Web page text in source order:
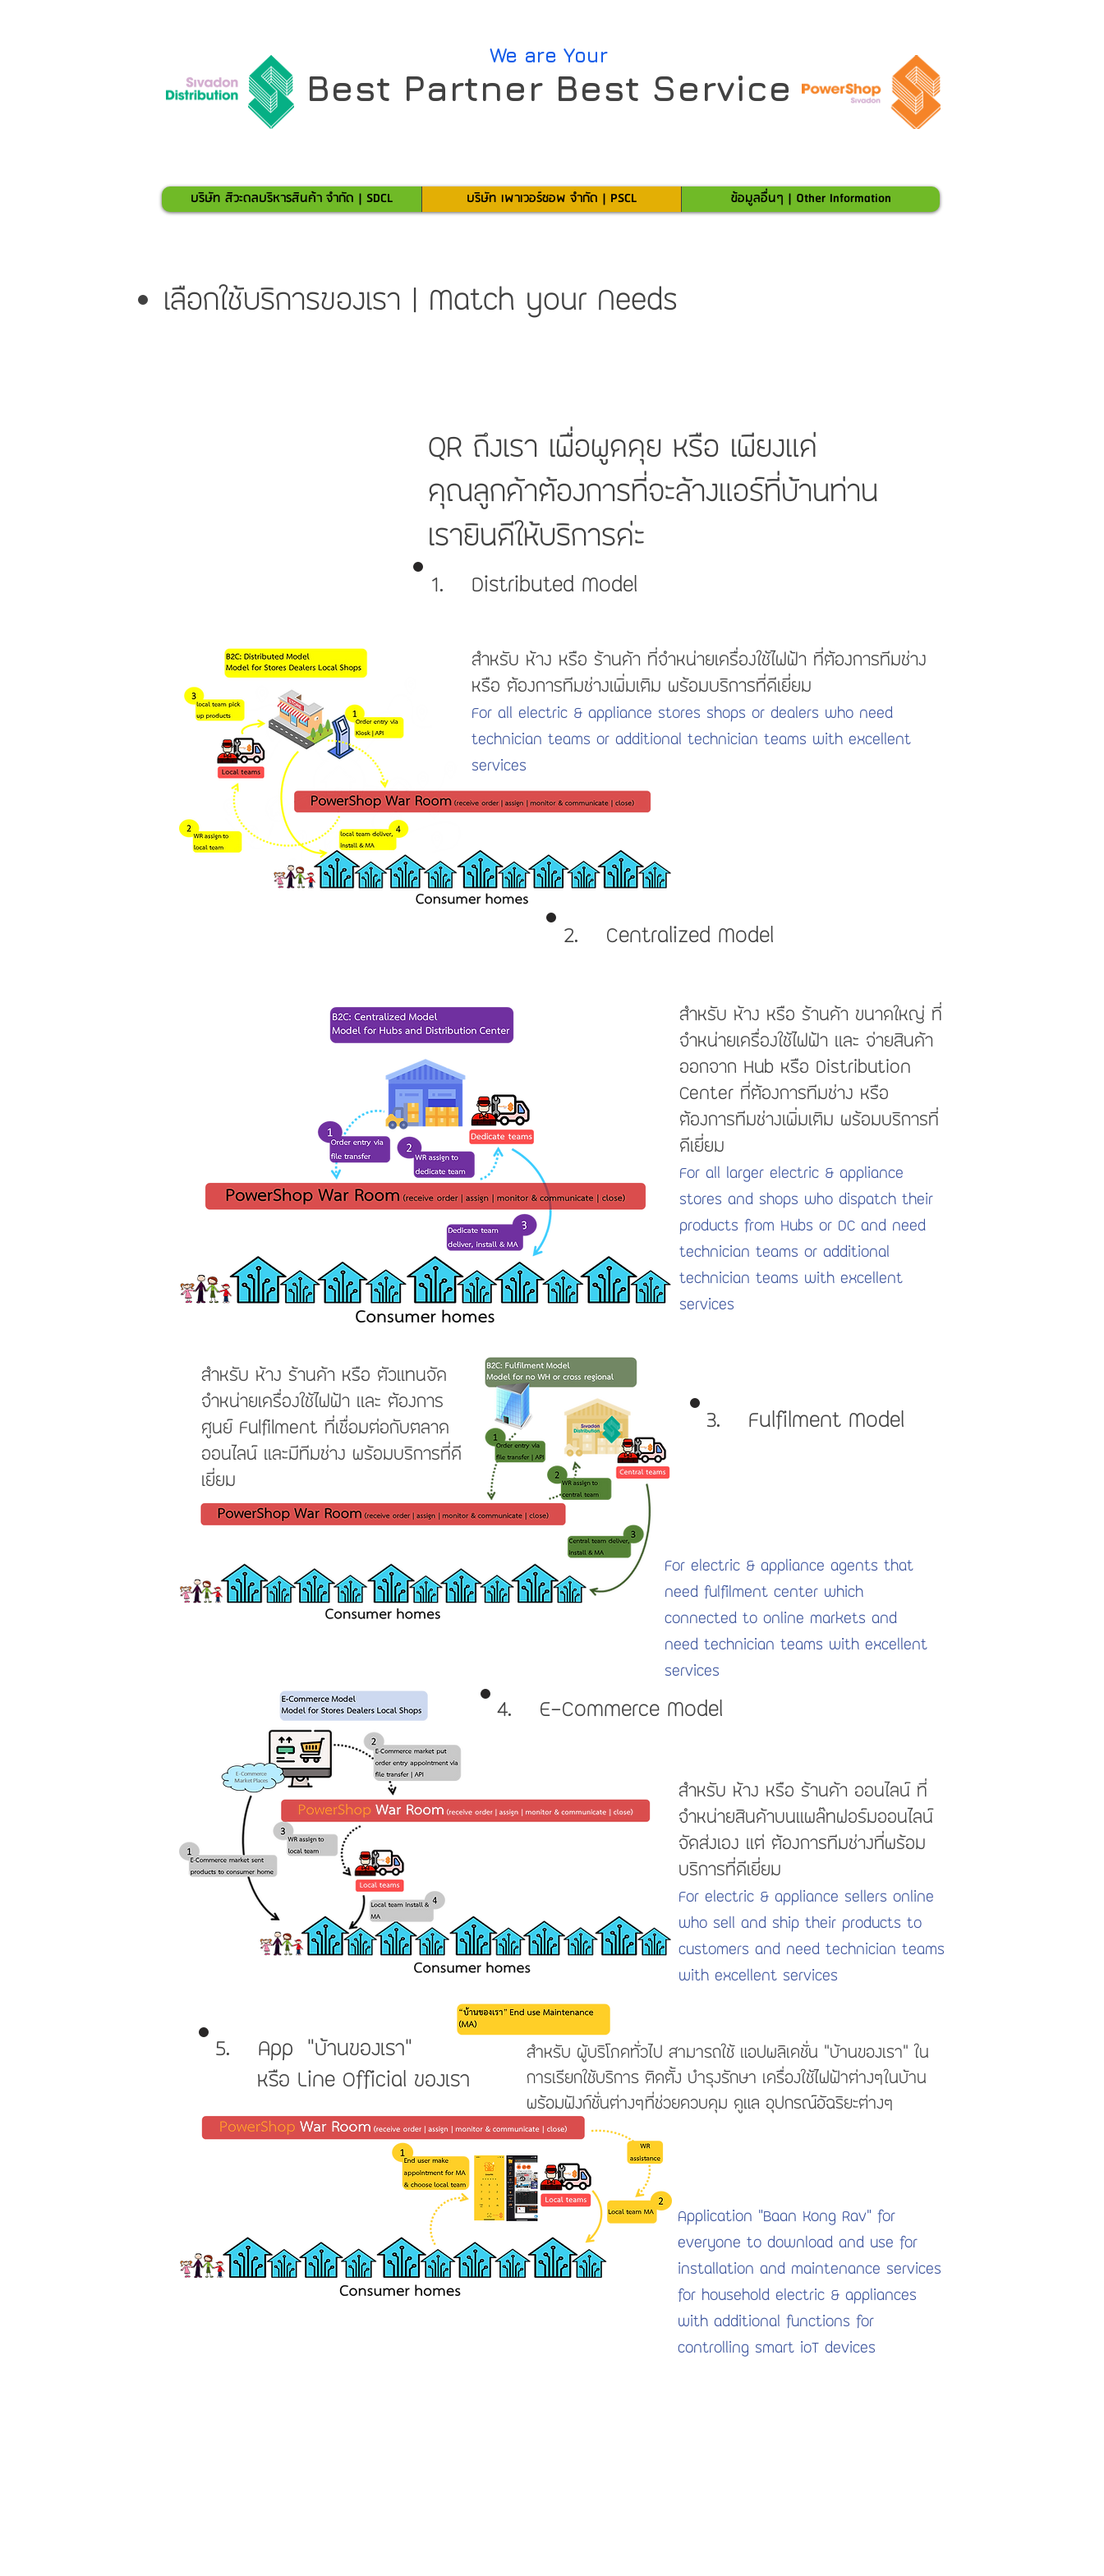
We are Your
Best Partner Best Service
บริษัท สิวะดลบริหารสินค้า จำกัด | SDCL บริษัท เพาเวอร์ชอพ จำกัด | PSCL ข้อมูลอื่นๆ | Other Information
เลือกใช้บริการของเรา | Match your Needs
QR ถึงเรา เพื่อพูดคุย หรือ เพียงแค่
คุณลูกค้าต้องการที่จะล้างแอร์ที่บ้านท่าน
เรายินดีให้บริการค่ะ
1. Distributed Model
สำหรับ ห้าง หรือ ร้านค้า ที่จำหน่ายเครื่องใช้ไฟฟ้า ที่ต้องการทีมช่าง
หรือ ต้องการทีมช่างเพิ่มเติม พร้อมบริการที่ดีเยี่ยม
For all electric & appliance stores shops or dealers who need
technician teams or additional technician teams with excellent
services
2. Centralized Model
สำหรับ ห้าง หรือ ร้านค้า ขนาดใหญ่ ที่
จำหน่ายเครื่องใช้ไฟฟ้า และ จ่ายสินค้า
ออกจาก Hub หรือ Distribution
Center ที่ต้องการทีมช่าง หรือ
ต้องการทีมช่างเพิ่มเติม พร้อมบริการที่
ดีเยี่ยม
For all larger electric & appliance
stores and shops who dispatch their
products from Hubs or DC and need
technician teams or additional
technician teams with excellent
services
สำหรับ ห้าง ร้านค้า หรือ ตัวแทนจัด
จำหน่ายเครื่องใช้ไฟฟ้า และ ต้องการ
ศูนย์ Fulfilment ที่เชื่อมต่อกับตลาด
ออนไลน์ และมีทีมช่าง พร้อมบริการที่ดี
เยี่ยม
For electric & appliance agents that
need fulfilment center which
connected to online markets and
need technician teams with excellent
services
3. Fulfilment Model
4. E-Commerce Model
สำหรับ ห้าง หรือ ร้านค้า ออนไลน์ ที่
จำหน่ายสินค้าบนแพล๊ทฟอร์มออนไลน์
จัดส่งเอง แต่ ต้องการทีมช่างที่พร้อม
บริการที่ดีเยี่ยม
For electric & appliance sellers online
who sell and ship their products to
customers and need technician teams
with excellent services
5. App "บ้านของเรา"
หรือ Line Official ของเรา
สำหรับ ผู้บริโภคทั่วไป สามารถใช้ แอปพลิเคชั่น "บ้านของเรา" ใน
การเรียกใช้บริการ ติดตั้ง บำรุงรักษา เครื่องใช้ไฟฟ้าต่างๆในบ้าน
พร้อมฟังก์ชั่นต่างๆที่ช่วยควบคุม ดูแล อุปกรณ์อัฉริยะต่างๆ
Application "Baan Kong Rav" for
everyone to download and use for
installation and maintenance services
for household electric & appliances
with additional functions for
controlling smart ioT devices